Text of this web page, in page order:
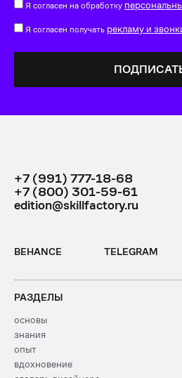
Я согласен на обработку
Я согласен получать рекламу и
+7 (991) 777-18-68
+7 (800) 301-59-61
edition@skillfactory.ru
BEHANCE TELEGRAM
РАЗДЕЛЫ
основы
знания
опыт
вдохновение